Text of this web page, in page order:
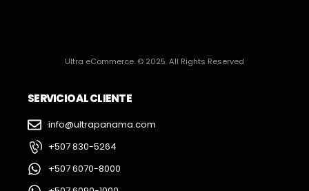
Ultra eCommerce. © 2025. All Rights Reserved
SERVICIO AL CLIENTE
info@ultrapanama.com
+507 830-5264
+507 6070-8000